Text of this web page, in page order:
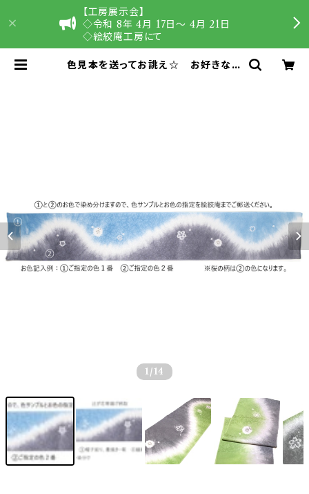
【工房展示会】
◇令和 8年 4月 17日〜 4月 21日
◇絵絞庵工房にて
色見本を送ってお誂え☆ お好きなお
1 /14